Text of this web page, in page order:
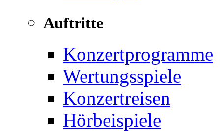
Auftritte
Konzertprogramme
Wertungsspiele
Konzertreisen
Hörbeispiele